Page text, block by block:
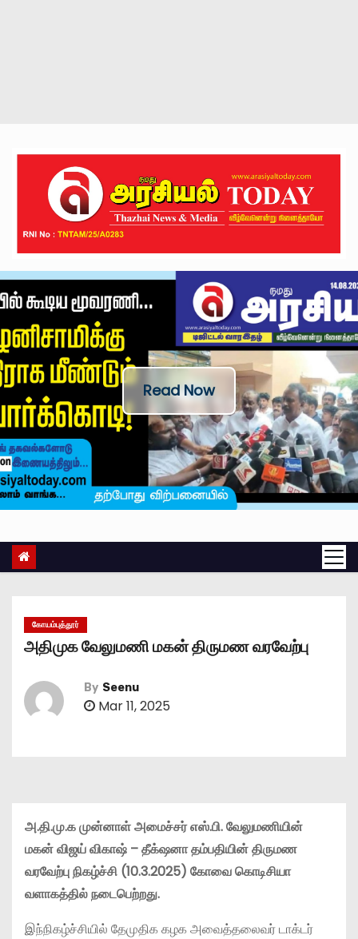
Read Now
கோயம்புத்தூர்
அதிமுக வேலுமணி மகன் திருமண வரவேற்பு
By Seenu
Mar 11, 2025
அ.தி.மு.க முன்னாள் அமைச்சர் எஸ்.பி. வேலுமணியின்
மகன் விஜய் விகாஷ் – தீக்‌ஷனா தம்பதியின் திருமண
வரவேற்பு நிகழ்ச்சி (10.3.2025) கோவை கொடிசியா
வளாகத்தில் நடைபெற்றது.
இந்நிகழ்ச்சியில் தேமுதிக கழக அவைத்தலைவர் டாக்டர்